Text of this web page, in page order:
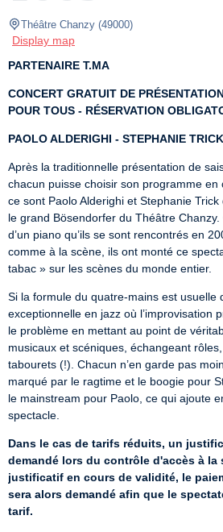
Théâtre Chanzy (49000)
Display map
PARTENAIRE T.MA
CONCERT GRATUIT DE
POUR TOUS - RÉSERVATION
PAOLO ALDERIGHI - STEPHANIE TRICK
Après la traditionnelle présentation de
chacun puisse choisir son programme en
ce sont Paolo Alderighi et Stephanie Trick
le grand Bösendorfer du Théâtre Chanzy.
d’un piano qu’ils se sont rencontrés en
comme à la scène, ils ont monté ce
tabac » sur les scènes du monde entier.
Si la formule du quatre-mains est usuelle
exceptionnelle en jazz où l’improvisation
le problème en mettant au point de
musicaux et scéniques, échangeant
tabourets (!). Chacun n’en garde pas
marqué par le ragtime et le boogie pour
le mainstream pour Paolo, ce qui ajoute
spectacle.
Dans le cas de tarifs réduits, un
demandé lors du contrôle d'accès à la
justificatif en cours de validité, le
sera alors demandé afin que le
tarif.